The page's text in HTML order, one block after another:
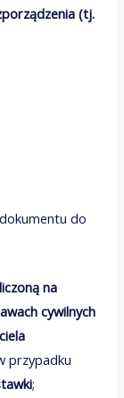
(tj.
do
na
cywilnych
przypadku
;